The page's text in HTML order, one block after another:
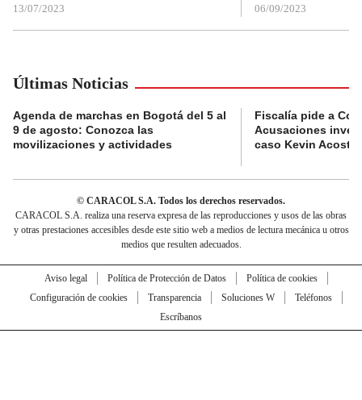
13/07/2023 06/09/2023
Últimas Noticias
Agenda de marchas en Bogotá del 5 al
9 de agosto: Conozca las
movilizaciones y actividades
Fiscalía pide a
Acusaciones
caso Kevin Acosta
© CARACOL S.A. Todos los derechos reservados.
CARACOL S.A. realiza una reserva expresa de las reproducciones y usos de las obras
y otras prestaciones accesibles desde este sitio web a medios de lectura mecánica u otros
medios que resulten adecuados.
Aviso legal Política de Protección de Datos
Política de cookies
Configuración de cookies
Transparencia Soluciones W
Teléfonos
Escríbanos